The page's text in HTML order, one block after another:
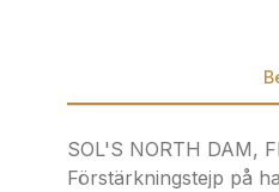
SOL'S NORTH DAM,
Förstärkningstejp på